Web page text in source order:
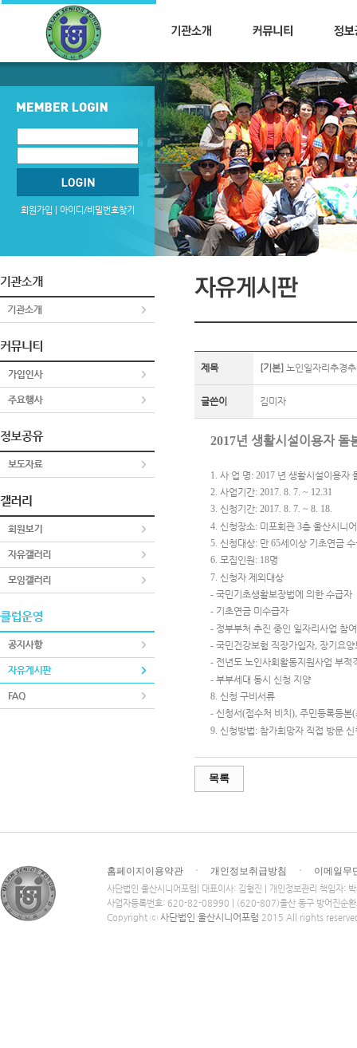
회원가입 아이디/비밀번호찾기
제목 [기본] 노인일자리추경
글쓴이 김미자
2017년 생활시설이용자 돌
1. 사 업 명: 2017 년 생활시설이용자
2. 사업기간: 2017. 8. 7. ~ 12.31
3. 신청기간: 2017. 8. 7. ~ 8. 18.
4. 신청장소: 미포회관 3층 울산시니
5. 신청대상: 만 65세이상 기초연금
6. 모집인원 : 18명
7. 신청자 제외대상
- 국민기초생활보장법에 의한 수급자
- 기초연금 미수급자
- 정부부처 추진 중인 일자리사업 참
- 국민건강보험 직장가입자, 장기요
- 전년도 노인사회활동지원사업 부적
- 부부세대 동시 신청 지양
8. 신청 구비서류
- 신청서(접수처 비치 ), 주민등록등본(
9. 신청방법: 참가희망자 직접 방문 신
목록
홈페이지이용약관 ㆍ 개인정보취급방침 ㆍ 이메일무
사단법인 울산시니어포럼| 대표이사: 김형진 | 개인정보관리 책임자:
사업자등록번호: 620-82-08990 | (620-807)울산 동구 방어진순
Copyright ⓒ 사단법인 울산시니어포럼 2015 All rights